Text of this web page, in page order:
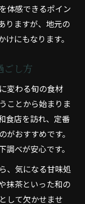
体感できるポイン
りますが、地元の
にもなります。
ごし方
変わる旬の食材
ことから始まりま
食店を訪れ、定番
おすすめです。
べが安心です。
、気になる甘味処
抹茶といった和の
して欠かせませ